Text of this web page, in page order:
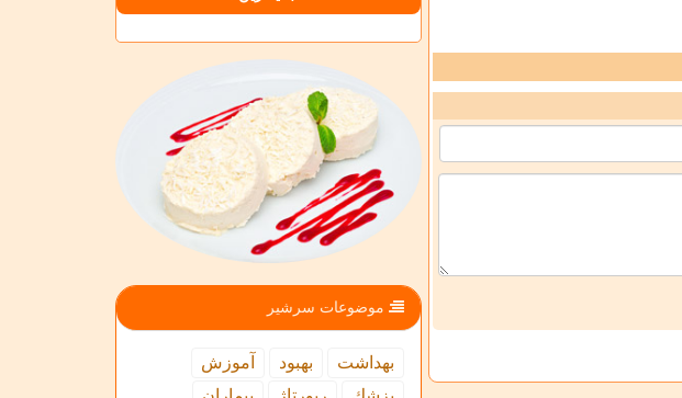
موضوعات سرشیر
بهداشت بهبود
آموزش